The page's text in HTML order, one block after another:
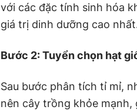
với các đặc tính sinh hóa
giá trị dinh dưỡng cao
Bước 2: Tuyển chọn hạt
Sau bước phân tích tỉ mỉ,
nên cây trồng khỏe